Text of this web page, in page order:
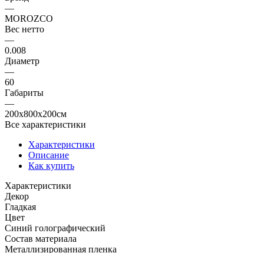
—
MOROZCO
Вес нетто
—
0.008
Диаметр
—
60
Габариты
—
200x800x200см
Все характеристики
Характеристики
Описание
Как купить
Характеристики
Декор
Гладкая
Цвет
Синий голографический
Состав материала
Металлизированная пленка